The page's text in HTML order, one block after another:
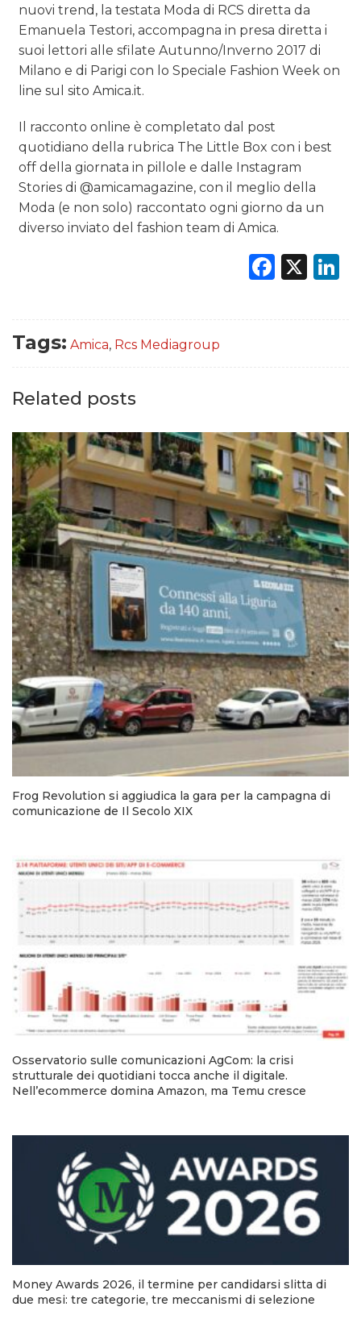
nuovi trend, la testata Moda di RCS diretta da
Emanuela Testori, accompagna in presa diretta i
suoi lettori alle sfilate Autunno/Inverno 2017 di
Milano e di Parigi con lo Speciale Fashion Week on
line sul sito Amica.it.
Il racconto online è completato dal post
quotidiano della rubrica The Little Box con i best
off della giornata in pillole e dalle Instagram
Stories di @amicamagazine, con il meglio della
Moda (e non solo) raccontato ogni giorno da un
diverso inviato del fashion team di Amica.
X
Tags: Amica, Rcs Mediagroup
Related posts
Frog Revolution si aggiudica la gara per la campagna di
comunicazione de Il Secolo XIX
Osservatorio sulle comunicazioni AgCom: la crisi
strutturale dei quotidiani tocca anche il digitale.
Nell’ecommerce domina Amazon, ma Temu cresce
Money Awards 2026, il termine per candidarsi slitta di
due mesi: tre categorie, tre meccanismi di selezione